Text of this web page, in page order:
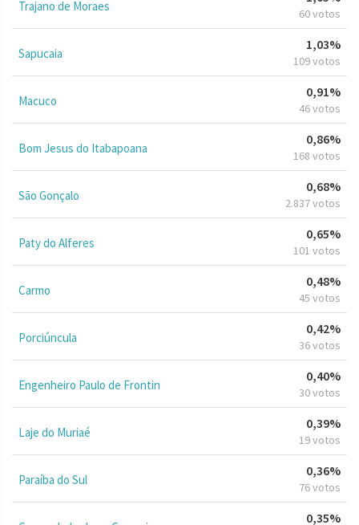
Trajano de Moraes 60 votos
Sapucaia
1,03%
109 votos
Macuco
0,91%
46 votos
Bom Jesus do Itabapoana
0,86%
168 votos
São Gonçalo
0,68%
2.837 votos
Paty do Alferes
0,65%
101 votos
Carmo
0,48%
45 votos
Porciúncula
0,42%
36 votos
Engenheiro Paulo de Frontin
0,40%
30 votos
Laje do Muriaé
0,39%
19 votos
Paraíba do Sul
0,36%
76 votos
0,35%